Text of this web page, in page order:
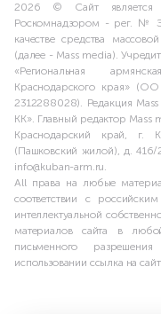
2026 © Сайт является
Роскомнадзором - рег. №
качестве средства
(далее - Mass media).
«Региональная
Краснодарского края»
2312288028). Редакция
КК». Главный редактор Mass
Краснодарский край, г.
(Пашковский жилой), д. 416/
info@kuban-arm.ru.
All права на любые
соответствии с
интеллектуальной
материалов сайта в
письменного
использовании ссылка на